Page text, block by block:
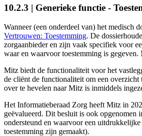
10.2.3 | Generieke functie -
Wanneer (een onderdeel van) het medisch
Vertrouwen: Toestemming. De
zorgaanbieder en zijn vaak specifiek voor
waar en waarvoor toestemming is
Mitz biedt de functionaliteit voor het
de cliënt de functionaliteit om een overzicht
over te hevelen naar Mitz is inmiddels
Het Informatieberaad Zorg heeft Mitz in
geëvalueerd. Dit besluit is ook
ondersteund en waarvoor een
toestemming zijn gemaakt).